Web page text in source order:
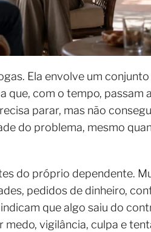
Ela envolve um
com o tempo, passam
parar, mas não
do problema, mesmo
do próprio dependente.
pedidos de dinheiro,
que algo saiu do
vigilância, culpa e